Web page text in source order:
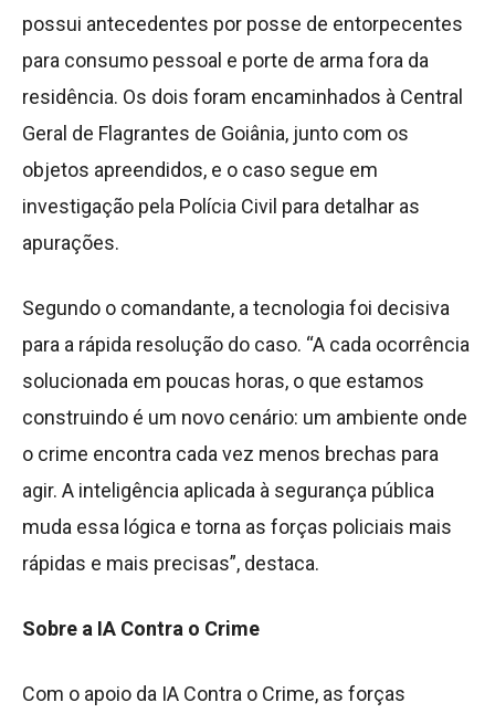
possui antecedentes por posse de entorpecentes
para consumo pessoal e porte de arma fora da
residência. Os dois foram encaminhados à Central
Geral de Flagrantes de Goiânia, junto com os
objetos apreendidos, e o caso segue em
investigação pela Polícia Civil para detalhar as
apurações.
Segundo o comandante, a tecnologia foi decisiva
para a rápida resolução do caso. “A cada ocorrência
solucionada em poucas horas, o que estamos
construindo é um novo cenário: um ambiente onde
o crime encontra cada vez menos brechas para
agir. A inteligência aplicada à segurança pública
muda essa lógica e torna as forças policiais mais
rápidas e mais precisas”, destaca.
Sobre a IA Contra o Crime
Com o apoio da IA Contra o Crime, as forças